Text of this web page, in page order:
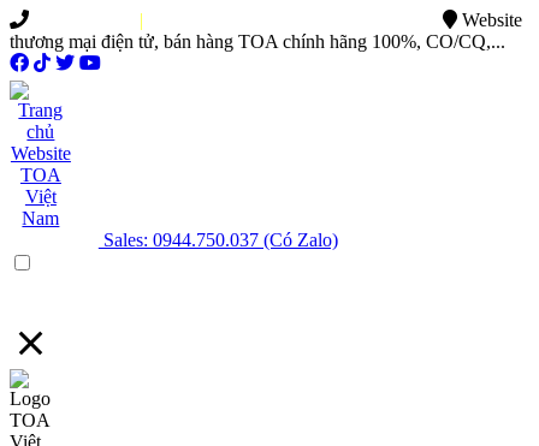
|
Website
thương mại điện tử, bán hàng TOA chính hãng 100%, CO/CQ,...
Sales: 0944.750.037 (Có Zalo)